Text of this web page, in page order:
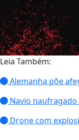
Leia Também:
Alemanha põe
Navio naufragado
Drone com